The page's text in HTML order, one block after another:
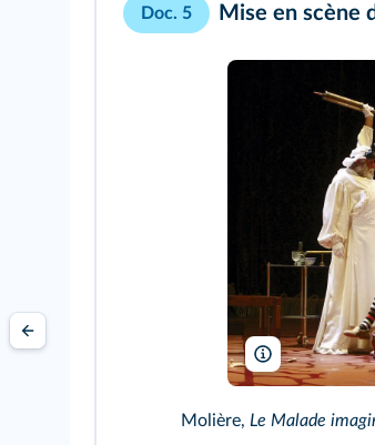
Doc. 5 Mise en scène
P. Victor/
Molière, Le Malade